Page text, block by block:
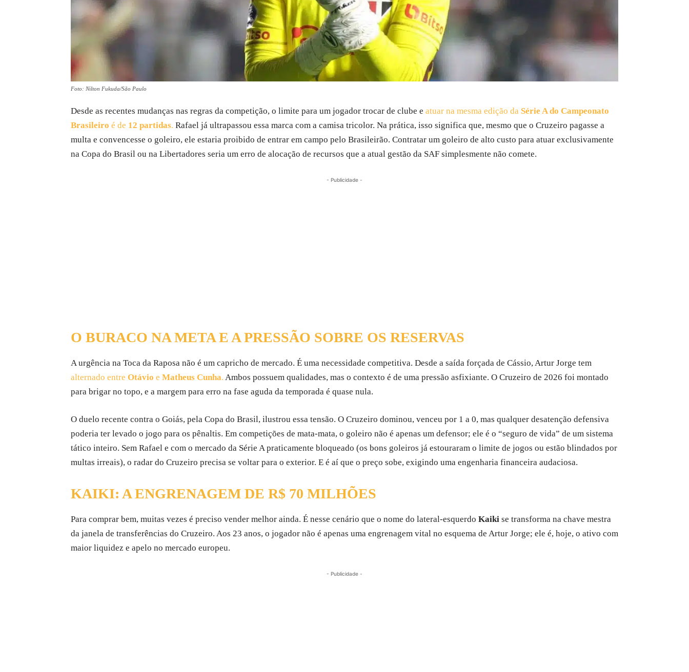
Foto: Nilton Fukuda/São Paulo
Desde as recentes mudanças nas regras da competição, o limite para um jogador trocar de clube e atuar na mesma edição da Série A do Campeonato
Brasileiro é de 12 partidas. Rafael já ultrapassou essa marca com a camisa tricolor. Na prática, isso significa que, mesmo que o Cruzeiro pagasse a
multa e convencesse o goleiro, ele estaria proibido de entrar em campo pelo Brasileirão. Contratar um goleiro de alto custo para atuar exclusivamente
na Copa do Brasil ou na Libertadores seria um erro de alocação de recursos que a atual gestão da SAF simplesmente não comete.
- Publicidade -
O BURACO NA META E A PRESSÃO SOBRE OS RESERVAS
A urgência na Toca da Raposa não é um capricho de mercado. É uma necessidade competitiva. Desde a saída forçada de Cássio, Artur Jorge tem
alternado entre Otávio e Matheus Cunha. Ambos possuem qualidades, mas o contexto é de uma pressão asfixiante. O Cruzeiro de 2026 foi montado
para brigar no topo, e a margem para erro na fase aguda da temporada é quase nula.
O duelo recente contra o Goiás, pela Copa do Brasil, ilustrou essa tensão. O Cruzeiro dominou, venceu por 1 a 0, mas qualquer desatenção defensiva
poderia ter levado o jogo para os pênaltis. Em competições de mata-mata, o goleiro não é apenas um defensor; ele é o “seguro de vida” de um sistema
tático inteiro. Sem Rafael e com o mercado da Série A praticamente bloqueado (os bons goleiros já estouraram o limite de jogos ou estão blindados por
multas irreais), o radar do Cruzeiro precisa se voltar para o exterior. E é aí que o preço sobe, exigindo uma engenharia financeira audaciosa.
KAIKI: A ENGRENAGEM DE R$ 70 MILHÕES
Para comprar bem, muitas vezes é preciso vender melhor ainda. É nesse cenário que o nome do lateral-esquerdo Kaiki se transforma na chave mestra
da janela de transferências do Cruzeiro. Aos 23 anos, o jogador não é apenas uma engrenagem vital no esquema de Artur Jorge; ele é, hoje, o ativo com
maior liquidez e apelo no mercado europeu.
- Publicidade -